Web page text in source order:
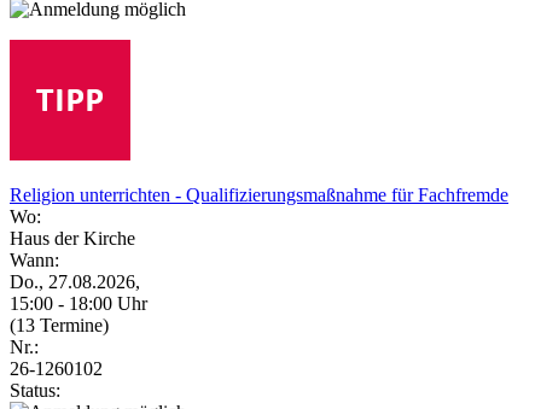
Religion unterrichten - Qualifizierungsmaßnahme für Fachfremde
Wo:
Haus der Kirche
Wann:
Do., 27.08.2026,
15:00 - 18:00 Uhr
(13 Termine)
Nr.:
26-1260102
Status: